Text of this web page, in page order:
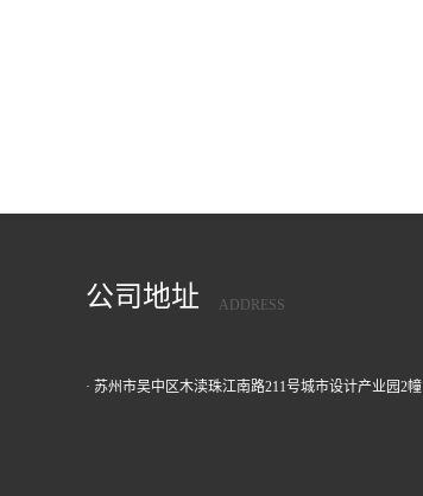
公司地址 ADDRESS
· 苏州市吴中区木渎珠江南路211号城市设计产业园2幢